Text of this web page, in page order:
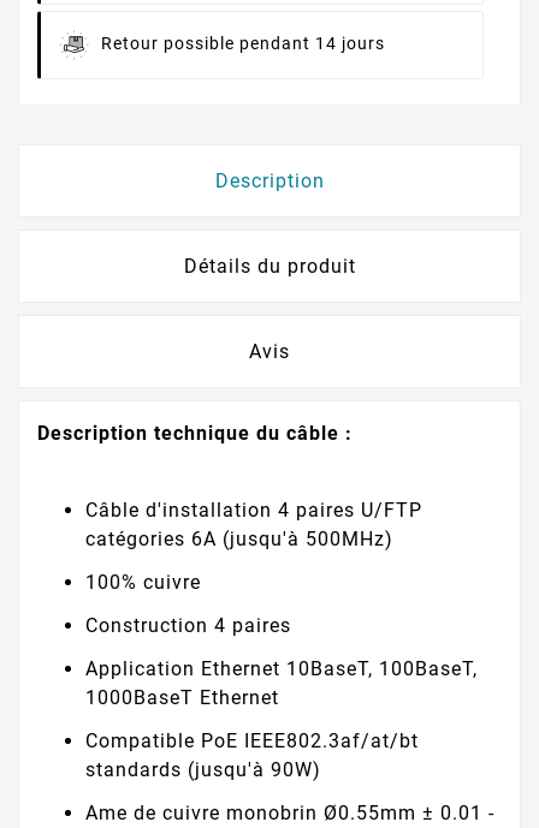
Retour possible pendant 14 jours
Description
Détails du produit
Avis
Description technique du câble :
Câble d'installation 4 paires U/FTP
catégories 6A (jusqu'à 500MHz)
100% cuivre
Construction 4 paires
Application Ethernet 10BaseT, 100BaseT,
1000BaseT Ethernet
Compatible PoE IEEE802.3af/at/bt
standards (jusqu'à 90W)
Ame de cuivre monobrin Ø0.55mm ± 0.01 -